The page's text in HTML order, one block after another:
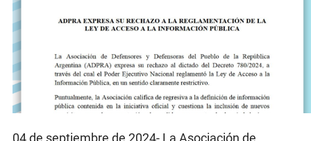
04 de septiembre de 2024- La Asociación de